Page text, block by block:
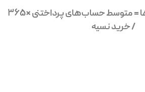
دوره پرداخت بدهی‌­ها = متوسط حساب­‌های پرداختنی *۳۶۵
/ خرید نسیه